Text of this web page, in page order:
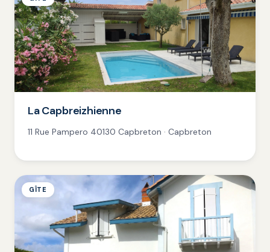
La Capbreizhienne
11 Rue Pampero 40130 Capbreton · Capbreton
GÎTE